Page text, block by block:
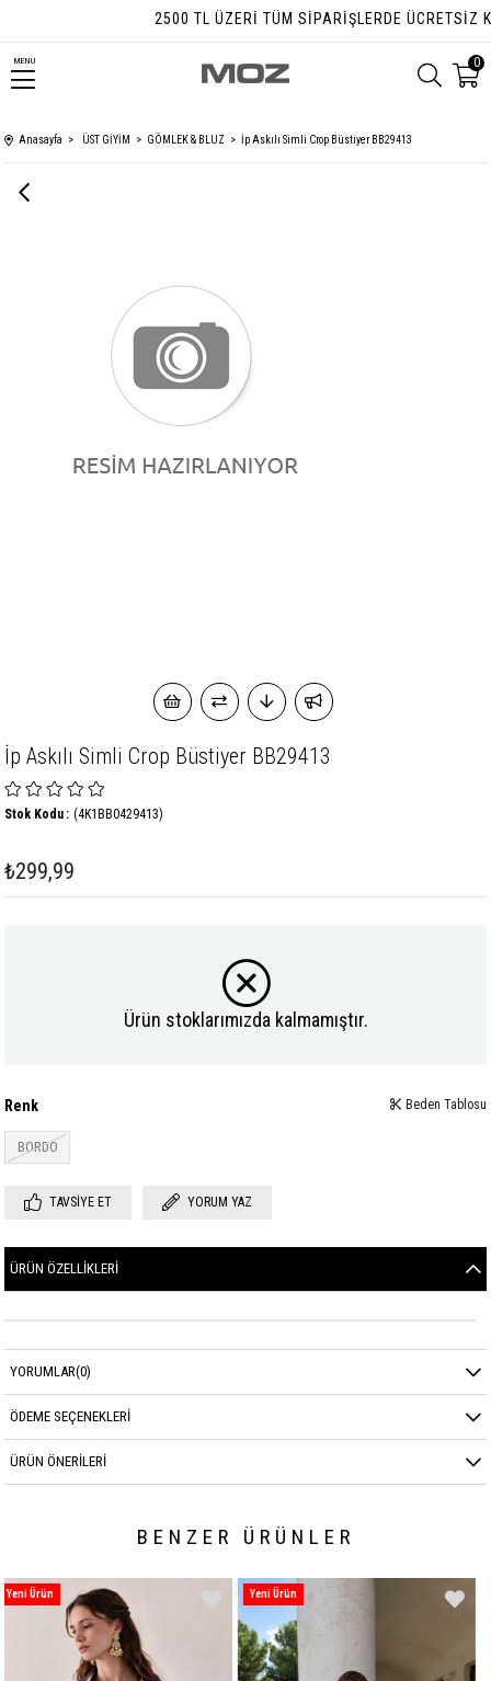
2500 TL ÜZERI TÜM SIPARIŞLERDE ÜCRETSIZ
MENU 0
Anasayfa ÜST GİYİM GÖMLEK & BLUZ İp Askılı Simli Crop Büstiyer BB29413
İp Askılı Simli Crop Büstiyer BB29413
(4K1BB0429413)
Stok Kodu
₺299,99
Ürün stoklarımızda kalmamıştır.
Renk
BORDO
Beden Tablosu
TAVSIYE ET YORUM YAZ
ÜRÜN ÖZELLIKLERI
YORUMLAR(0)
ÖDEME SEÇENEKLERI
ÜRÜN ÖNERILERI
BENZER ÜRÜNLER
Yeni Ürün